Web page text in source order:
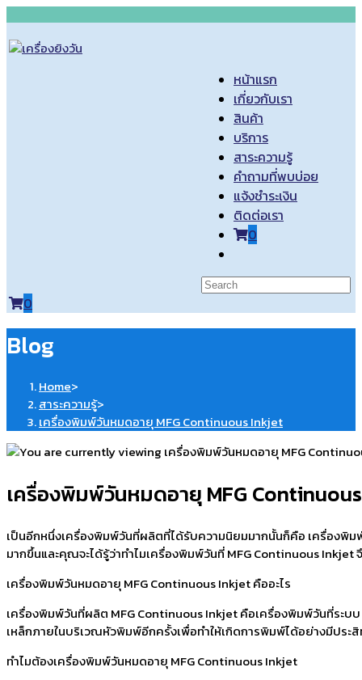
content
หน้าแรก
เกี่ยวกับเรา
สินค้า
บริการ
สาระความรู้
คำถามที่พบบ่อย
แจ้งชำระเงิน
ติดต่อเรา
0
website
search
0
Blog
Home>
สาระความรู้>
เครื่องพิมพ์วันหมดอายุ MFG Continuous Inkjet
เครื่องพิมพ์วันหมดอายุ MFG
เป็นอีกหนึ่งเครื่องพิมพ์วันที่ผลิตที่ได้รับความนิยมมากนั้นก็คือ เครื่องพิม
มากขึ้นและคุณจะได้รู้ว่าทำไมเครื่องพิมพ์วันที่ MFG Continuous Inkjet
เครื่องพิมพ์วันหมดอายุ MFG Continuous Inkjet คืออะไร
เครื่องพิมพ์วันที่ผลิต MFG Continuous Inkjet คือเครื่องพิมพ์วันที่ระบ
เหล็กภายในบริเวณหัวพิมพ์อีกครั้งเพื่อทำให้เกิดการพิมพ์ได้อย่างมีประ
ทำไมต้องเครื่องพิมพ์วันหมดอายุ MFG Continuous Inkjet